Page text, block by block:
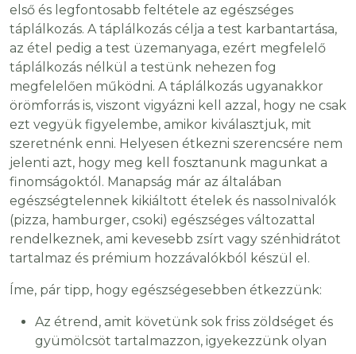
első és legfontosabb feltétele az egészséges
táplálkozás. A táplálkozás célja a test karbantartása,
az étel pedig a test üzemanyaga, ezért megfelelő
táplálkozás nélkül a testünk nehezen fog
megfelelően működni. A táplálkozás ugyanakkor
örömforrás is, viszont vigyázni kell azzal, hogy ne csak
ezt vegyük figyelembe, amikor kiválasztjuk, mit
szeretnénk enni. Helyesen étkezni szerencsére nem
jelenti azt, hogy meg kell fosztanunk magunkat a
finomságoktól. Manapság már az általában
egészségtelennek kikiáltott ételek és nassolnivalók
(pizza, hamburger, csoki) egészséges változattal
rendelkeznek, ami kevesebb zsírt vagy szénhidrátot
tartalmaz és prémium hozzávalókból készül el.
Íme, pár tipp, hogy egészségesebben étkezzünk:
Az étrend, amit követünk sok friss zöldséget és
gyümölcsöt tartalmazzon, igyekezzünk olyan